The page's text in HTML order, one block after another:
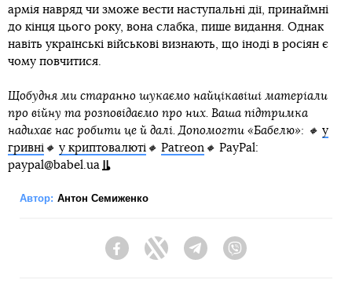
армія навряд чи зможе вести наступальні дії, принаймні
до кінця цього року, вона слабка, пише видання. Однак
навіть українські військові визнають, що іноді в росіян є
чому повчитися.
Щобудня ми старанно шукаємо найцікавіші матеріали
про війну та розповідаємо про них. Ваша підтримка
надихає нас робити це й далі. Допомогти «Бабелю»: 🔸 у
гривні 🔸 у криптовалюті 🔸 Patreon 🔸 PayPal:
paypal@babel.ua
Автор: Антон Семиженко
FacebookTwitter Telegram